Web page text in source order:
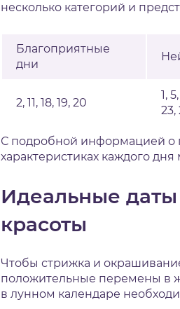
несколько категорий и
Благоприятные
дни
2, 11, 18, 19, 20
1,
23,
С подробной информацией о
характеристиках каждого
Идеальные
красоты
Чтобы стрижка и
положительные перемены в
в лунном календаре